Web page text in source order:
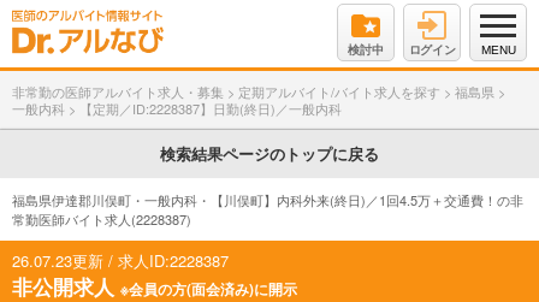
検討中 ログイン MENU
非常勤の医師アルバイト求人・募集 > 定期アルバイト/バイト求人を探す > 福島県 >
一般内科 > 【定期／ID:2228387】日勤(終日)／一般内科
検索結果ページのトップに戻る
福島県伊達郡川俣町・一般内科・【川俣町】内科外来(終日)／1回4.5万＋交通費！の非
常勤医師バイト求人(2228387)
26.07.23更新 / 求人ID:2228387
非公開求人 ※会員の方(面会済み)に開示